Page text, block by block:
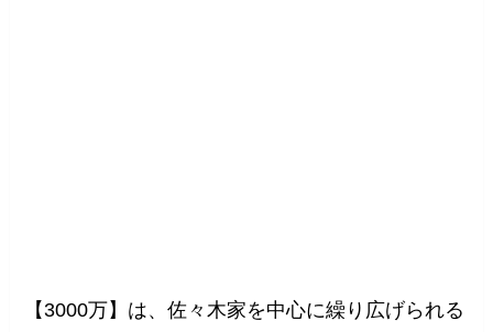
【3000万】は、佐々木家を中心に繰り広げられる